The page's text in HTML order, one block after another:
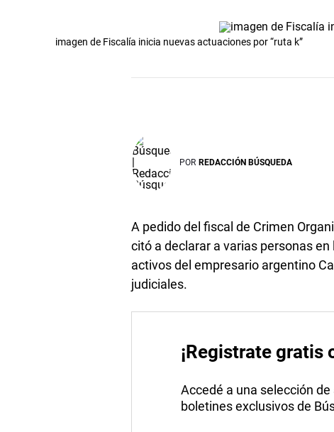
imagen de Fiscalía inicia nuevas actuaciones por “ruta k”
POR REDACCIÓN BÚSQUEDA
A pedido del fiscal de Crimen
citó a declarar a varias personas
activos del empresario argentino
judiciales.
¡Registrate gratis
Accedé a una selección
boletines exclusivos de